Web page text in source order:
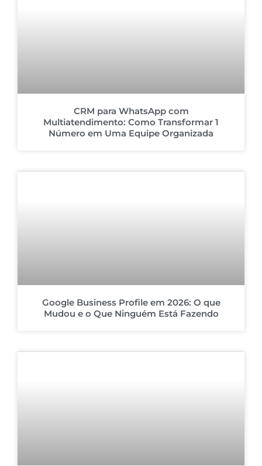
CRM para WhatsApp com
Multiatendimento: Como Transformar 1
Número em Uma Equipe Organizada
Google Business Profile em 2026: O que
Mudou e o Que Ninguém Está Fazendo